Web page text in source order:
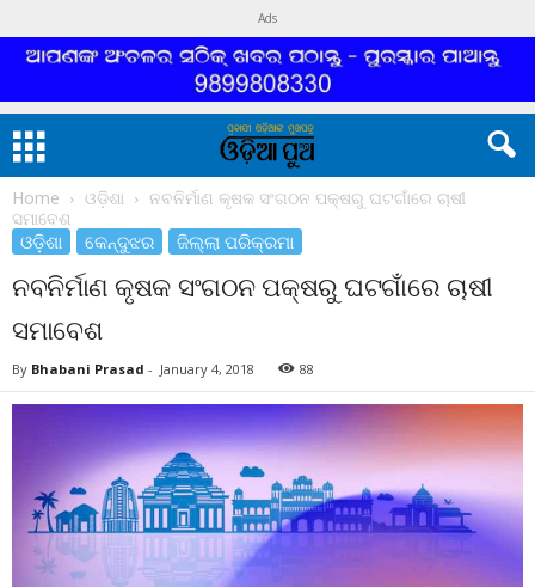
Ads
Home ଓଡ଼ିଶା
ନବନିର୍ମାଣ କୃଷକ ସଂଗଠନ ପକ୍ଷରୁ ଘଟଗାଁରେ ଚାଷୀ
ସମାବେଶ
ଓଡ଼ିଶା କେନ୍ଦୁଝର ଜିଲ୍ଲା ପରିକ୍ରମା
ନବନିର୍ମାଣ କୃଷକ ସଂଗଠନ ପକ୍ଷରୁ ଘଟଗାଁରେ ଚାଷୀ
ସମାବେଶ
By Bhabani Prasad - January 4, 2018 88